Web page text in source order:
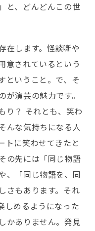
と、どんどんこの世
在します。怪談噺や
意されているという
ということ。で、そ
演芸の魅力です。
り？ それとも、笑わ
んな気持ちになる人
トに笑わせてきたと
の先には「同じ物語
、「同じ物語を、同
さもあります。それ
しめるようになった
かありません。発見